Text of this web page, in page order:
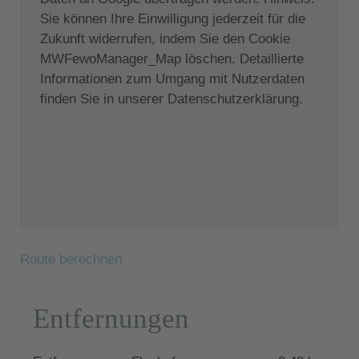
(Dusche, Kingsize-Bett, Schlafsofa (2 Gäste), TV,
Klimaanlage, Deckenventilator, Zugang zur
Seitenterrasse und Treppe zum Poolbereich)
Waschküche
Außenbereich: Sitzbereich im Freien, Sonnenliegen,
Grill, Kühlschrank, Gäste-WC, Außendusche,
perfekte Urlaubsort für alle, die einzigartige
Korfu-Stadt entfernt und ca. 2 km außerhalb des
Küstenortes Gouvia mit seinem Yachthafen gelegen.
Sie können Ihre Einwilligung jederzeit für die
Zukunft widerrufen, indem Sie den Cookie
MWFewoManager_Map löschen. Detaillierte
Informationen zum Umgang mit Nutzerdaten
finden Sie in unserer Datenschutzerklärung.
Route berechnen
Entfernungen